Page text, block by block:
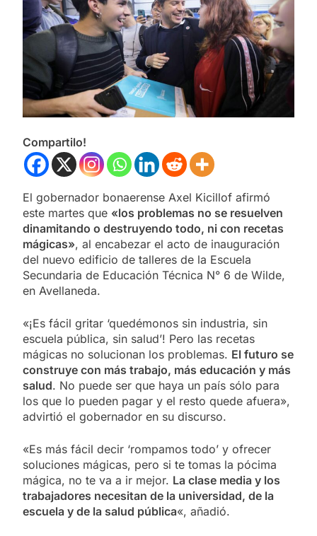
Compartilo!
El gobernador bonaerense Axel Kicillof afirmó
este martes que «los problemas no se resuelven
dinamitando o destruyendo todo, ni con recetas
mágicas», al encabezar el acto de inauguración
del nuevo edificio de talleres de la Escuela
Secundaria de Educación Técnica N° 6 de Wilde,
en Avellaneda.
«¡Es fácil gritar ‘quedémonos sin industria, sin
escuela pública, sin salud’! Pero las recetas
mágicas no solucionan los problemas. El futuro se
construye con más trabajo, más educación y más
salud. No puede ser que haya un país sólo para
los que lo pueden pagar y el resto quede afuera»,
advirtió el gobernador en su discurso.
«Es más fácil decir ‘rompamos todo’ y ofrecer
soluciones mágicas, pero si te tomas la pócima
mágica, no te va a ir mejor. La clase media y los
trabajadores necesitan de la universidad, de la
escuela y de la salud pública«, añadió.